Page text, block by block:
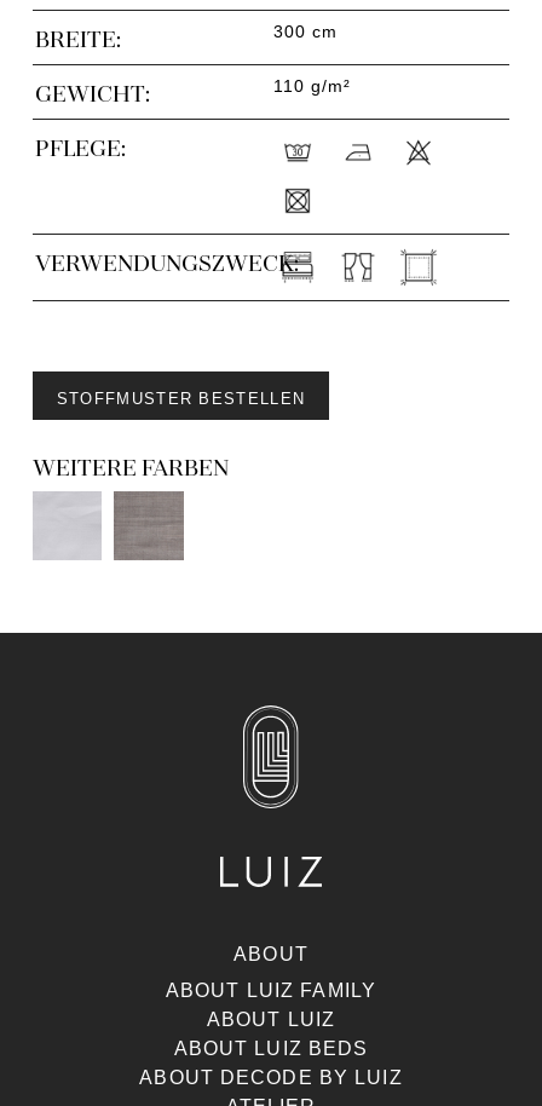
BREITE: 300 cm
GEWICHT: 110 g/m²
PFLEGE:
VERWENDUNGSZWECK:
STOFFMUSTER BESTELLEN
WEITERE FARBEN
ABOUT
ABOUT LUIZ FAMILY
ABOUT LUIZ
ABOUT LUIZ BEDS
ABOUT DECODE BY LUIZ